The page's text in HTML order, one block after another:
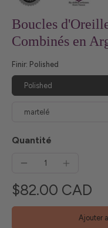
Boucles
Combinés en
Finir: Polished
Polished
martelé
Quantité
$82.00 CAD
Ajouter